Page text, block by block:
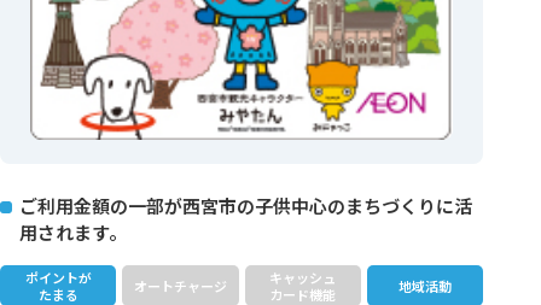
ご利用金額の一部が西宮市の子供中心のまちづくりに活
用されます。
ポイントが
たまる
オートチャージ
キャッシュ
カード機能
地域活動